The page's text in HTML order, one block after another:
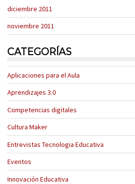
diciembre 2011
noviembre 2011
CATEGORÍAS
Aplicaciones para el Aula
Aprendizajes 3.0
Competencias digitales
Cultura Maker
Entrevistas Tecnologia Educativa
Eventos
Innovación Educativa